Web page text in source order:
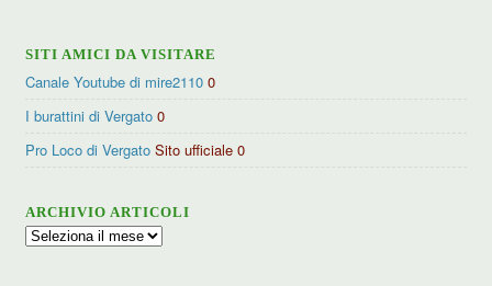
SITI AMICI DA VISITARE
Canale Youtube di mire2110 0
I burattini di Vergato 0
Pro Loco di Vergato Sito ufficiale 0
ARCHIVIO ARTICOLI
Archivio